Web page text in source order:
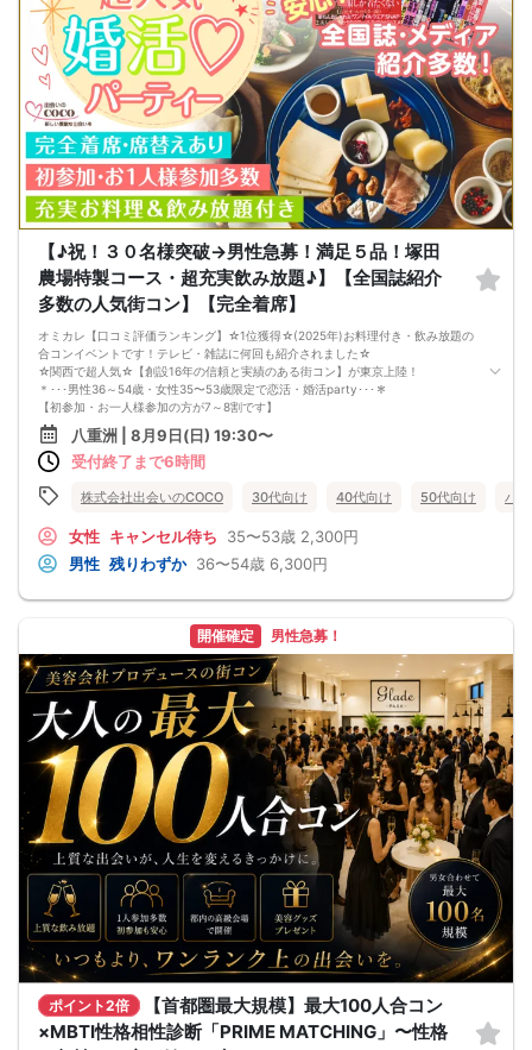
===================
スタンディング形式・連絡先交換自由
※途中退出はご遠慮頂いております。
【こんな方にオススメ】
大人数でフリータイム中心の進行となっています。
・一度に多くの異性と出会いたい方
・積極的に異性と交流したい方にオススメです。
当社、プレミアムステイタスは、
男性ハイステータス専門の恋活・婚活パーティーを開催しております！
全パーティーで、男女ともに身分証証明書を100％提示して頂いており、可能な限
り安全安心な出会いを提供できるよう日々運営しております☆
会場も、お洒落なレストランやカフェを中心に開催しており、堅苦しいスタイル
ではなく、よりカジュアルに楽しく
「出会いたい・恋がしたい」方に大変好評を頂いております。結婚したいが、お
見合いやマッチングアプリが苦手な方にもオススメです。
主に、年上男性（エリート）と年下女性、同世代男女の企画が中心ですが、毎週
様々なパーティーを開催しておりますので、是非お気軽にご参加下さいませ！基
本的に、アウトドア企画以外は、テラス付きの会場でも雨天決行いたします＾＾
===================
【キャンセルについて】
ご予約以降のキャンセルはキャンセル料を頂戴いたします。
ご予約後は理由の有無に関わらずキャンセル時キャンセル料がかかります。
ーーーーーーーーーーーーーーーーーーーーーーーー
【女性の方】予約後～イベント当日まで１５００円/当日は参加費の１００％が発
生致します(タイムセール予約・先着予約含む)
※参加費を事前払いされていた場合でも別途キャンセル料が発生致します。
【男性の方】予約後～イベント前日参加費の50％、無断キャンセル及びパーティ
ー前日20:00以降は、100％のキャンセル料を頂戴致します(タイムセール予約・先
着予約含む)
ーーーーーーーーーーーーーーーーーーーーーーーー
キャンセル時は当社よりメールにてキャンセル料等ご案内致します。
下記指定口座にパーティー日より3日以内にご予約者名で人数分のキャンセル料金
をお振込み下さい。
☆☆注意☆☆
無断キャンセル・キャンセル料未払い・当日キャンセルを繰り返す方は以後のご
利用をご遠慮頂くと同時に
ブラックリスト登録を行い他サイトでも共有させて頂きますのでご注意ください
ませ。
お振込先 ：
銀行名:みずほ銀行
支店名:池袋支店
口座番号:普通 １９７９６３３
(注意事項)
受付場所がわからない方やご心配な方は時間に余裕をもってお越しいただきお調
べ頂きますようお願いします
【不機嫌・態度が悪い・清潔感がない・会話や返事をしない・無視する・モラル
や常識がない】この様な事はもっとも異性に嫌がられますので男性の方も女性の
方も今一度お気をつけ下さいませ。
【♪祝！３０名様突破→男性急募！満足５品！塚田
農場特製コース・超充実飲み放題♪】【全国誌紹介
多数の人気街コン】【完全着席】
オミカレ【口コミ評価ランキング】☆1位獲得☆(2025年)お料理付き・飲み放題の
合コンイベントです！テレビ・雑誌に何回も紹介されました☆
☆関西で超人気☆【創設16年の信頼と実績のある街コン】が東京上陸！
＊･･･男性36～54歳・女性35〜53歳限定で恋活・婚活party･･･＊
【初参加・お一人様参加の方が7～8割です】
安心してご参加ください♪
お一人様でも気軽に参加できるparty☆
当イベントスタッフが参加者様の立場に立って、最初から最後まで徹底的にサポ
■□完全着席♪MCによる席がえあり！ ドラマのロケ地・結婚式の二次会の有名
嬉しい！お料理はビュッフェ形式ではなく、店員さんがご丁寧にお席までお持ち
いたします！
お店自慢のお料理を召し上がって頂きながら、ゆっくりと交流をお楽しみ頂きた
《ドラマのロケ地で有名な会場で完全着席PARTY》
落ち着いた空間での交流が楽しめます！
《一人参加、初参加大歓迎》
完全着席スタイルですのでひとりぼっちになることはありません！お一人様参加
者様同士の席の配置。
スタッフのフォローが人気の理由です。
《恋人、友人、人脈、必ず出会える！関西で超人気の飲み会！が東京上陸！》
□結婚がしたい
□恋人が欲しい
□友人を増やしたい
□人脈を広げたい
□日常に刺激が欲しい
□お酒が大好き
□楽しいことが大好き
□飲み会が大好き
□みんなでワイワイしたい人
□確実に出会える街コンに参加したい人
□一緒に合コン・コンパに行ける飲み友が欲しい人
□家と職場の往復の毎日を変えたい人
《フード》
【塚田農場名物！店仕込みザンギ】【街コン限定プリン】を参加者様全員にお楽
しみ頂けます。
飲み放題と大満足なお料理を提供♪
八重洲 | 8月9日(日) 19:30〜
受付終了まで6時間
株式会社出会いのCOCO 30代向け 40代向け 50代向け バ
女性 キャンセル待ち 35〜53歳 2,300円
男性 残りわずか 36〜54歳 6,300円
開催確定 男性急募！
ポイント2倍
【首都圏最大規模】最大100人合コン
×MBTI性格相性診断「PRIME MATCHING」〜性格